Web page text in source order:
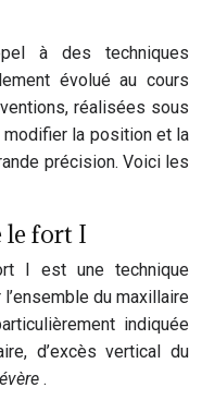
à des techniques
évolué au cours
réalisées sous
la position et la
précision. Voici les
le fort I
I est une technique
du maxillaire
indiquée
d’excès vertical du
.